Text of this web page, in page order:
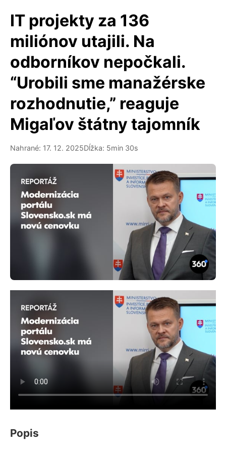
IT projekty za 136
miliónov utajili. Na
odborníkov nepočkali.
“Urobili sme manažérske
rozhodnutie,” reaguje
Migaľov štátny tajomník
Nahrané: 17. 12. 2025Dĺžka: 5min 30s
Popis